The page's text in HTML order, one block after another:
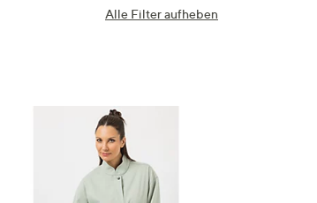
Alle Filter aufheben